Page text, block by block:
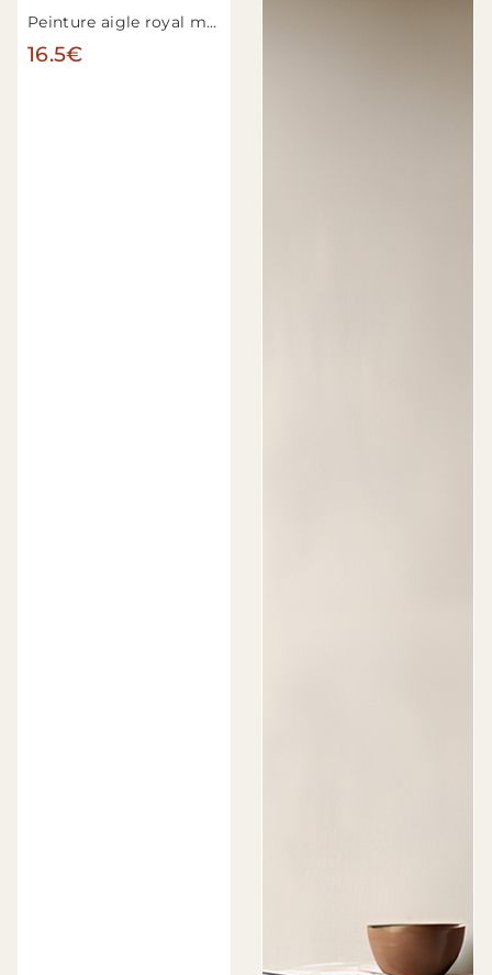
Peinture aigle royal moderne n°2
16.5€